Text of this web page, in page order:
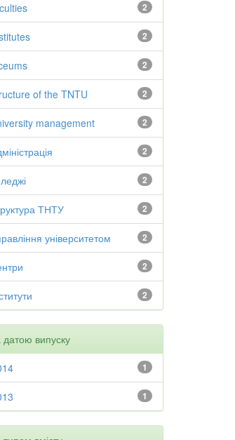
2
2
2
2
of the TNTU
2
management
2
2
2
ТНТУ
2
університетом
2
2
датою випуску
1
1